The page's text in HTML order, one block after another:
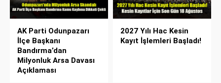
AK Parti Odunpazarı
İlçe Başkanı
Bandırma’dan
Milyonluk Arsa Davası
Açıklaması
2027 Yılı Hac Kesin
Kayıt İşlemleri Başladı!